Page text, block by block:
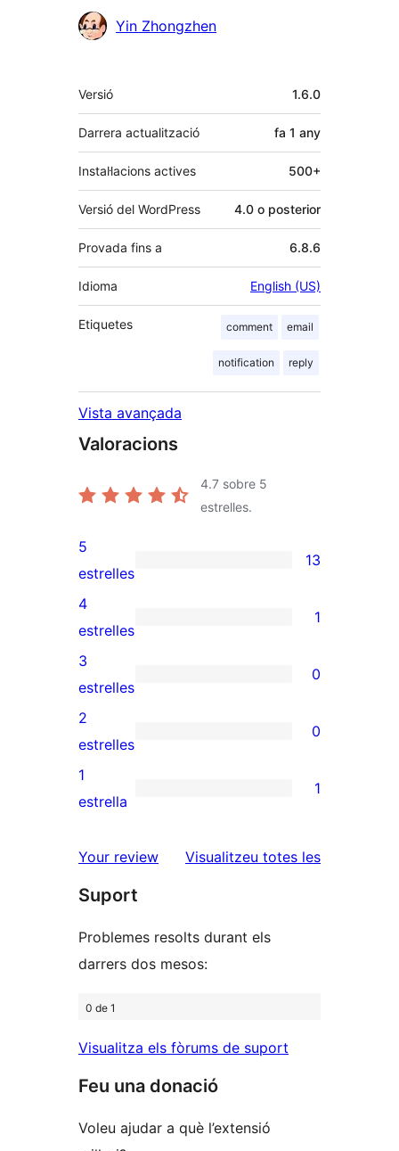
Yin Zhongzhen
Meta
Versió 1.6.0
Darrera actualització fa 1 any
Instal·lacions actives 500+
Versió del WordPress 4.0 o posterior
Provada fins a 6.8.6
Idioma English (US)
Etiquetes comment email
notification reply
Vista avançada
Valoracions
4.7 sobre 5
estrelles.
13
valoracions
de
5
estrelles
5
estrelles
13
1
valoració
de
4
estrelles
4
estrelles
1
0
valoracions
de
3
estrelles
3
estrelles
0
0
valoracions
de
estrelles
2
estrelles
0
1
de
estrelles
1
estrella
1
Your review Visualitzeu totes lesressenyes
Suport
Problemes resolts durant els
darrers dos mesos:
0 de 1
Visualitza els fòrums de suport
Feu una donació
Voleu ajudar a què l’extensió